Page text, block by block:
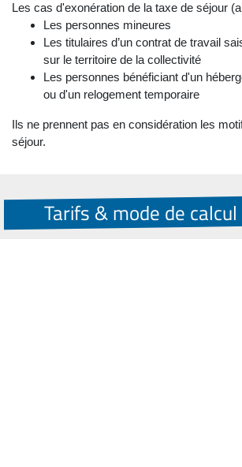
Les cas d'exonération de la taxe de séjour
Les personnes mineures
Les titulaires d’un contrat de travail
sur le territoire de la collectivité
Les personnes bénéficiant d'un
ou d'un relogement temporaire
Ils ne prennent pas en considération les
séjour.
Tarifs & mode de calcul